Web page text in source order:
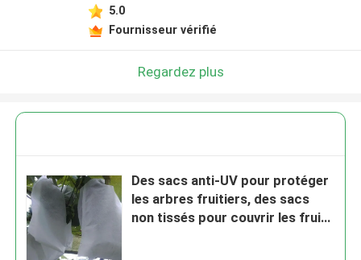
5.0
Fournisseur vérifié
Regardez plus
Des sacs anti-UV pour protéger
les arbres fruitiers, des sacs
non tissés pour couvrir les fruits